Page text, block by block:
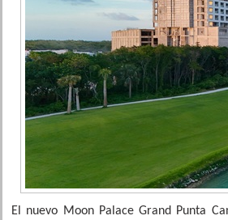
El nuevo Moon Palace Grand Punta